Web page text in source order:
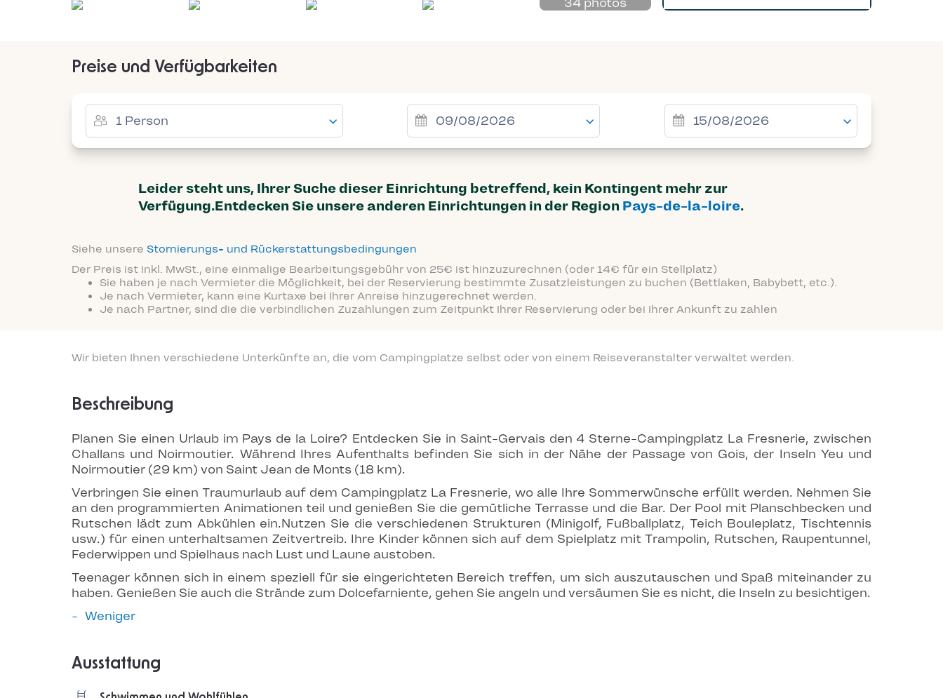
34 photos
Preise und Verfügbarkeiten
Leider steht uns, Ihrer Suche dieser Einrichtung betreffend, kein Kontingent mehr zur
Verfügung.Entdecken Sie unsere anderen Einrichtungen in der Region Pays-de-la-loire.
Siehe unsere Stornierungs- und Rückerstattungsbedingungen
Der Preis ist inkl. MwSt., eine einmalige Bearbeitungsgebühr von 25€ ist hinzuzurechnen (oder 14€ für ein Stellplatz)
Sie haben je nach Vermieter die Möglichkeit, bei der Reservierung bestimmte Zusatzleistungen zu buchen (Bettlaken, Babybett, etc.).
Je nach Vermieter, kann eine Kurtaxe bei Ihrer Anreise hinzugerechnet werden.
Je nach Partner, sind die die verbindlichen Zuzahlungen zum Zeitpunkt Ihrer Reservierung oder bei Ihrer Ankunft zu zahlen
Wir bieten Ihnen verschiedene Unterkünfte an, die vom Campingplatze selbst oder von einem Reiseveranstalter verwaltet werden.
Beschreibung
Planen Sie einen Urlaub im Pays de la Loire? Entdecken Sie in Saint-Gervais den 4 Sterne-Campingplatz La Fresnerie, zwischen
Challans und Noirmoutier. Während Ihres Aufenthalts befinden Sie sich in der Nähe der Passage von Gois, der Inseln Yeu und
Noirmoutier (29 km) von Saint Jean de Monts (18 km).
Verbringen Sie einen Traumurlaub auf dem Campingplatz La Fresnerie, wo alle Ihre Sommerwünsche erfüllt werden. Nehmen Sie
an den programmierten Animationen teil und genießen Sie die gemütliche Terrasse und die Bar. Der Pool mit Planschbecken und
Rutschen lädt zum Abkühlen ein.Nutzen Sie die verschiedenen Strukturen (Minigolf, Fußballplatz, Teich Bouleplatz, Tischtennis
usw.) für einen unterhaltsamen Zeitvertreib. Ihre Kinder können sich auf dem Spielplatz mit Trampolin, Rutschen, Raupentunnel,
Federwippen und Spielhaus nach Lust und Laune austoben.
Teenager können sich in einem speziell für sie eingerichteten Bereich treffen, um sich auszutauschen und Spaß miteinander zu
haben. Genießen Sie auch die Strände zum Dolcefarniente, gehen Sie angeln und versäumen Sie es nicht, die Inseln zu besichtigen.
Weniger
Ausstattung